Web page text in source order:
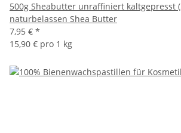
500g Sheabutter unraffiniert kaltgepresst
naturbelassen Shea Butter
7,95 € *
15,90 € pro 1 kg